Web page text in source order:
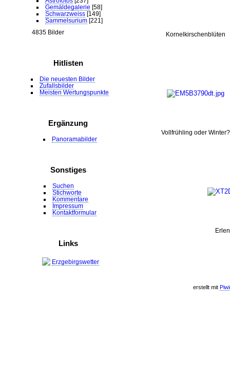
Gemäldegalerie [58]
Schwarzweiss [149]
Sammelsurium [221]
4835 Bilder
Hitlisten
Die neuesten Bilder
Zufallsbilder
Meisten Wertungspunkte
Ergänzung
Panoramabilder
Sonstiges
Suchen
Stichworte
Kommentare
Impressum
Kontaktformular
Links
Erzgebirgswetter
Kornelkirschenblüten
Vollfrühling oder Winter?
erstellt mit